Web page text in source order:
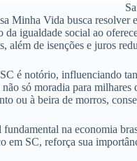
Minha Vida busca resolver
igualdade social ao
além de isenções e juros
é notório, influenciando
só moradia para
ou à beira de morros,
na economia
em SC, reforça sua